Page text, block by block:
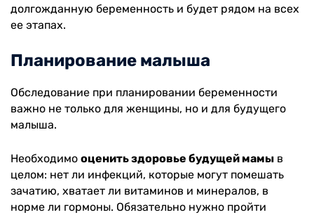
долгожданную беременность и будет рядом на всех
ее этапах.
Планирование малыша
Обследование при планировании беременности
важно не только для женщины, но и для будущего
малыша.
Необходимо оценить здоровье будущей мамы в
целом: нет ли инфекций, которые могут помешать
зачатию, хватает ли витаминов и минералов, в
норме ли гормоны. Обязательно нужно пройти